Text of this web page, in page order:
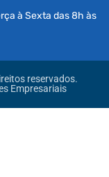
à Sexta das 8h às
reservados.
Empresariais